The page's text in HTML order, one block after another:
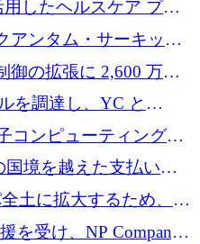
したヘルスケア プラ
1,250 万ドルを投資
アンタム・サーキット
万ポンドの資金調達
御の拡張に 2,600 万ド
を調達し、YC と
共同 AI 受信箱を立ち上
コンピューティングの
A で 1 億 1,500 万ユ
国境を越えた支払いを
ユーロを確保
土に拡大するため、25
万ドルのシリーズD
を受け、NP Company